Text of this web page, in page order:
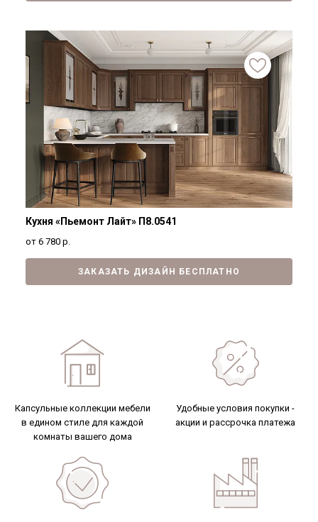
Кухня «Пьемонт Лайт» П8.0541
от 6 780 р.
ЗАКАЗАТЬ ДИЗАЙН БЕСПЛАТНО
Капсульные коллекции мебели
в едином стиле для каждой
комнаты вашего дома
Удобные условия покупки -
акции и рассрочкаплатежа